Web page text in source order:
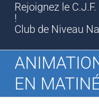
Rejoignez le
!
Club de Niveau
EN